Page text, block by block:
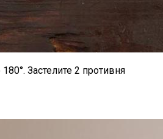
Застелите 2 противня